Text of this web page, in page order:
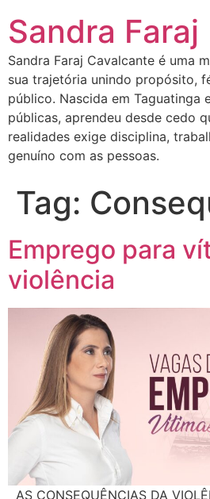
Sandra Faraj
Sandra Faraj Cavalcante é uma
sua trajetória unindo propósito,
público. Nascida em Taguatinga
públicas, aprendeu desde cedo
realidades exige disciplina,
genuíno com as pessoas.
Tag:
Emprego para
violência
AS CONSEQUÊNCIAS DA